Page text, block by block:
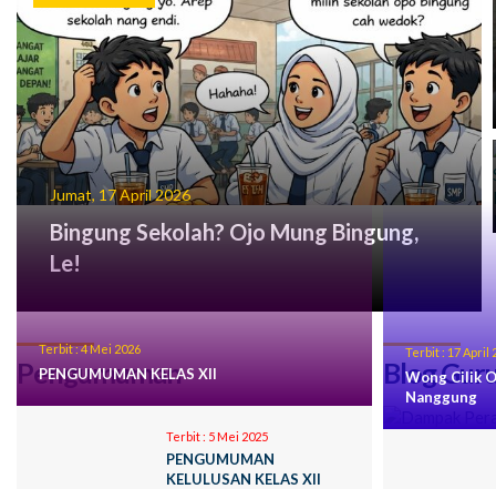
Jumat, 17 April 2026
Bingung Sekolah? Ojo Mung Bingung,
Le!
Pengumuman
Terbit :4 Mei 2026
PENGUMUMAN KELAS XII
Terbit : 5 Mei 2025
PENGUMUMAN
KELULUSAN KELAS XII
Blog
Terbit : 17 April
Wong Cilik
Nanggung